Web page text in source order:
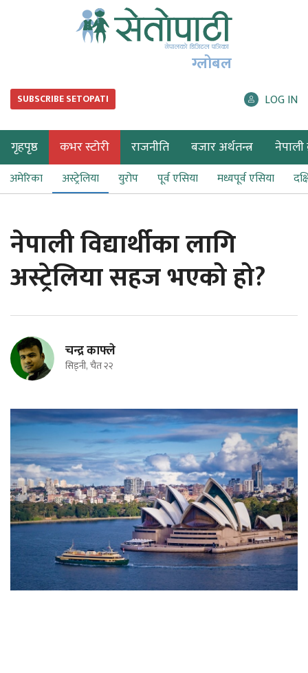
ग्लोबल
SUBSCRIBE SETOPATI LOG IN
गृहपृष्ठ कभर स्टोरी राजनीति बजार अर्थतन्त्र नेपाली
अमेरिका अस्ट्रेलिया युरोप पूर्व एसिया मध्यपूर्व एसिया
नेपाली विद्यार्थीका लागि
अस्ट्रेलिया सहज भएको हो?
चन्द्र काफ्ले
सिड्नी, चैत २२